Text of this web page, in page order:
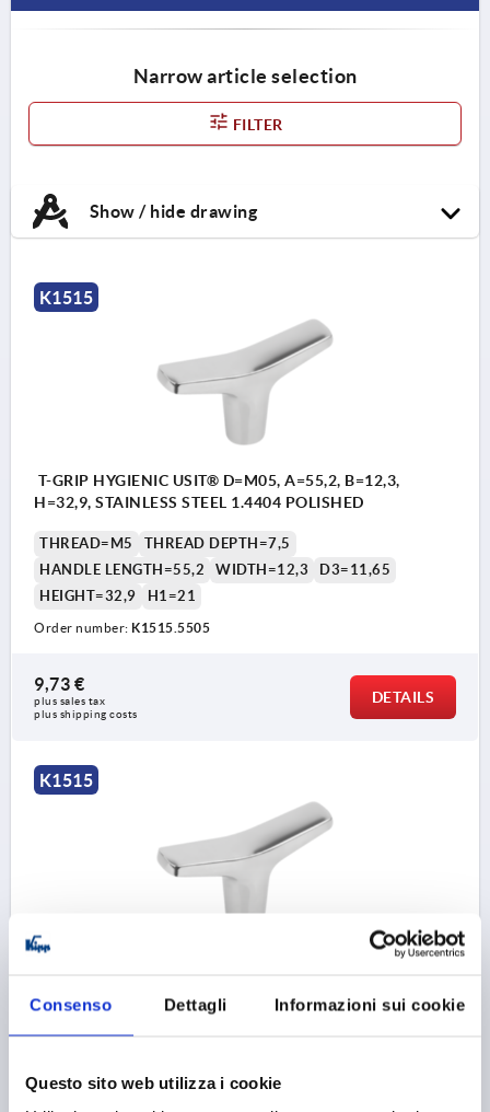
Consenso Dettagli Informazioni sui cookie
Questo sito web utilizza i cookie
Narrow article selection
FILTER
Show / hide drawing
K1515
T-GRIP HYGIENIC USIT® D=M05, A=55,2, B=12,3,
H=32,9, STAINLESS STEEL 1.4404 POLISHED
THREAD=M5
THREAD DEPTH=7,5
HANDLE LENGTH=55,2
WIDTH=12,3
D3=11,65
HEIGHT=32,9
H1=21
Order number: K1515.5505
9,73 €
plus sales tax
plus shipping costs
DETAILS
K1515
T-GRIP HYGIENIC USIT® D=M06, A=65,3, B=14, H=37,
H1=22,7